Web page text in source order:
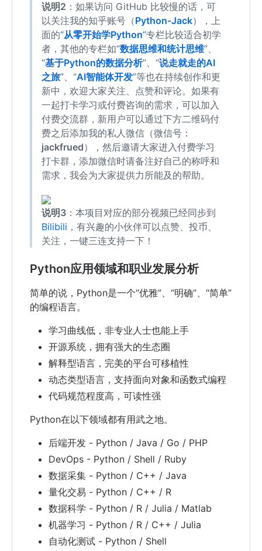
说明2 ：如果访问 GitHub 比较慢的话，可
以关注我的知乎账号（Python-Jack），上
面的“从零开始学Python”专栏比较适合初学
者，其他的专栏如“数据思维和统计思维”、
“基于Python的数据分析”、“说走就走的AI
之旅”、“AI智能体开发”等也在持续创作和更
新中，欢迎大家关注、点赞和评论。如果有
一起打卡学习或付费咨询的需求，可以加入
付费交流群，新用户可以通过下方二维码付
费之后添加我的私人微信（微信号：
jackfrued），然后邀请大家进入付费学习
打卡群，添加微信时请备注好自己的称呼和
需求，我会为大家提供力所能及的帮助。
说明3 ：本项目对应的部分视频已经同步到
Bilibili ，有兴趣的小伙伴可以点赞、投币、
关注，一键三连支持一下！
Python应用领域和职业发展分析
简单的说，Python是一个“优雅”、“明确”、“简单”
的编程语言。
学习曲线低，非专业人士也能上手
开源系统，拥有强大的生态圈
解释型语言，完美的平台可移植性
动态类型语言，支持面向对象和函数式编程
代码规范程度高，可读性强
Python在以下领域都有用武之地。
后端开发 - Python / Java / Go / PHP
DevOps - Python / Shell / Ruby
数据采集 - Python / C++ / Java
量化交易 - Python / C++ / R
数据科学 - Python / R / Julia / Matlab
机器学习 - Python / R / C++ / Julia
自动化测试 - Python / Shell